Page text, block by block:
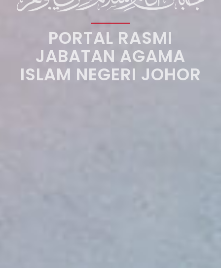
PORTAL RASMI
JABATAN AGAMA
ISLAM NEGERI JOHOR